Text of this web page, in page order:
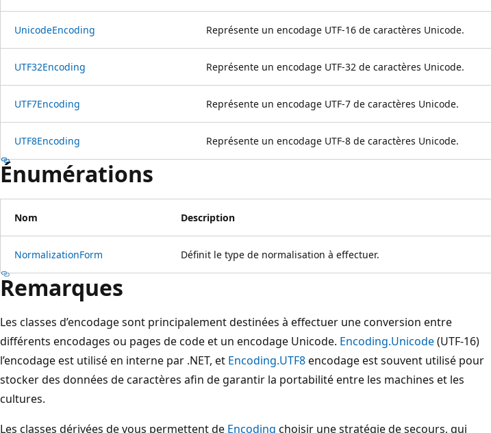
UnicodeEncoding Représente un encodage UTF-16 de caractères Unicode.
UTF32Encoding Représente un encodage UTF-32 de caractères Unicode.
UTF7Encoding Représente un encodage UTF-7 de caractères Unicode.
UTF8Encoding Représente un encodage UTF-8 de caractères Unicode.
Énumérations
Nom Description
NormalizationForm Définit le type de normalisation à effectuer.
Remarques
Les classes d’encodage sont principalement destinées à effectuer une conversion entre
différents encodages ou pages de code et un encodage Unicode. Encoding.Unicode(UTF-16)
l’encodage est utilisé en interne par .NET, et Encoding.UTF8encodage est souvent utilisé pour
stocker des données de caractères afin de garantir la portabilité entre les machines et les
cultures.
Les classes dérivées de vous permettent de Encoding choisir une stratégie de secours, qui